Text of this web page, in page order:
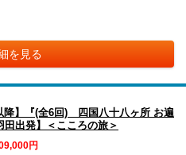
を見る
降】『(全6回) 四国八十八ヶ所 お遍
出発】＜こころの旅＞
円